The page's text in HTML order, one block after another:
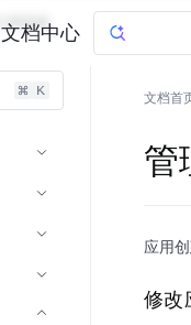
文档中心
文档指南
文档首
管
应用
修改